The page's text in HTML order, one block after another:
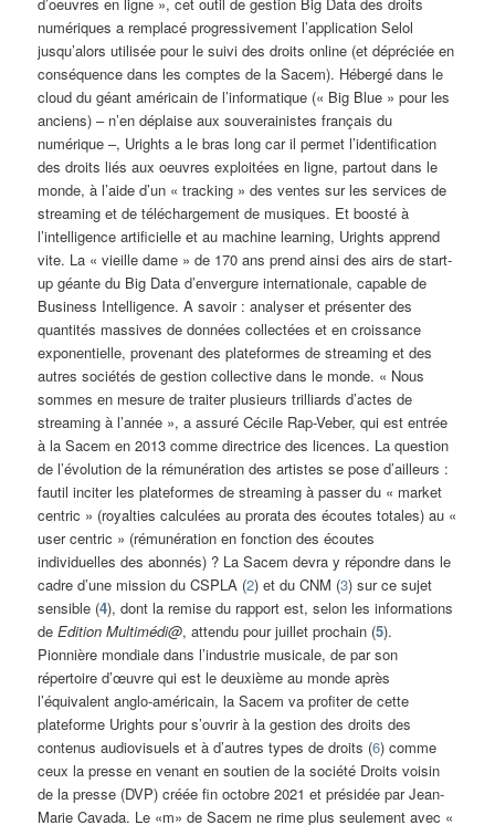
numériques a remplacé progressivement l’application Selol
jusqu’alors utilisée pour le suivi des droits online (et dépréciée en
conséquence dans les comptes de la Sacem). Hébergé dans le
cloud du géant américain de l’informatique (« Big Blue » pour les
anciens) – n’en déplaise aux souverainistes français du
numérique –, Urights a le bras long car il permet l’identification
des droits liés aux oeuvres exploitées en ligne, partout dans le
monde, à l’aide d’un « tracking » des ventes sur les services de
streaming et de téléchargement de musiques. Et boosté à
l’intelligence artificielle et au machine learning, Urights apprend
vite. La « vieille dame » de 170 ans prend ainsi des airs de start-
up géante du Big Data d’envergure internationale, capable de
Business Intelligence. A savoir : analyser et présenter des
quantités massives de données collectées et en croissance
exponentielle, provenant des plateformes de streaming et des
autres sociétés de gestion collective dans le monde. « Nous
sommes en mesure de traiter plusieurs trilliards d’actes de
streaming à l’année », a assuré Cécile Rap-Veber, qui est entrée
à la Sacem en 2013 comme directrice des licences. La question
de l’évolution de la rémunération des artistes se pose d’ailleurs :
fautil inciter les plateformes de streaming à passer du « market
centric » (royalties calculées au prorata des écoutes totales) au «
user centric » (rémunération en fonction des écoutes
individuelles des abonnés) ? La Sacem devra y répondre dans le
cadre d’une mission du CSPLA (2) et du CNM (3) sur ce sujet
sensible (4), dont la remise du rapport est, selon les informations
deEdition Multimédi@, attendu pour juillet prochain (5).
Pionnière mondiale dans l’industrie musicale, de par son
répertoire d’œuvre qui est le deuxième au monde après
l’équivalent anglo-américain, la Sacem va profiter de cette
plateforme Urights pour s’ouvrir à la gestion des droits des
contenus audiovisuels et à d’autres types de droits (6) comme
ceux la presse en venant en soutien de la société Droits voisin
de la presse (DVP) créée fin octobre 2021 et présidée par Jean-
Marie Cavada. Le «m» de Sacem ne rime plus seulement avec «